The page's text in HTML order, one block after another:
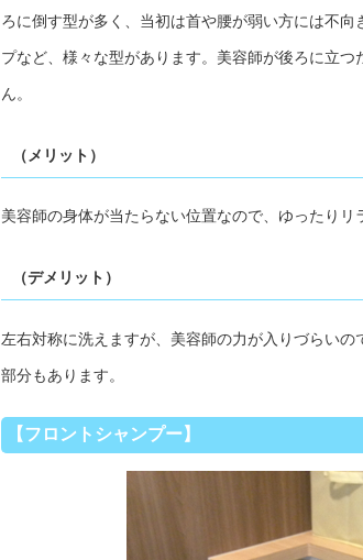
ろに倒す型が多く、当初は首や腰が弱い方には不
プなど、様々な型があります。美容師が後ろに立
ん。
（メリット）
美容師の身体が当たらない位置なので、ゆったりリ
（デメリット）
左右対称に洗えますが、美容師の力が入りづらい
部分もあります。
【フロントシャンプー】